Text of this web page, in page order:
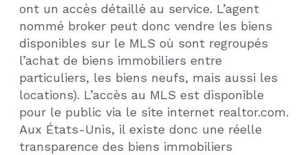
ont un accès détaillé au service. L’agent
nommé broker peut donc vendre les biens
disponibles sur le MLS où sont regroupés
l’achat de biens immobiliers entre
particuliers, les biens neufs, mais aussi les
locations). L’accès au MLS est disponible
pour le public via le site internet realtor.com.
Aux États-Unis, il existe donc une réelle
transparence des biens immobiliers